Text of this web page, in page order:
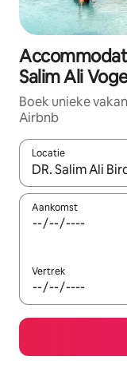
Salim Ali
Boek unieke
Airbnb
Locatie
Wanneer er
Aankomst
Vertrek